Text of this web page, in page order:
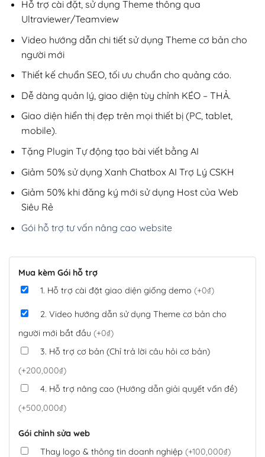
Hỗ trợ cài đặt, sử dụng Theme thông qua
Ultraviewer/Teamview
Video hướng dẫn chi tiết sử dụng Theme cơ bản cho
người mới
Thiết kế chuẩn SEO, tối ưu chuẩn cho quảng cáo.
Dễ dàng quản lý, giao diện tùy chỉnh KÉO – THẢ.
Giao diện hiển thị đẹp trên mọi thiết bị (PC, tablet,
mobile).
Tặng Plugin Tự động tạo bài viết bằng AI
Giảm 50% sử dụng Xanh Chatbox AI Trợ Lý CSKH
Giảm 50% khi đăng ký mới sử dụng Host của Web
Siêu Rẻ
Gói hỗ trợ tư vấn nâng cao website
Mua kèm Gói hỗ trợ
1. Hỗ trợ cài đặt giao diện giống demo (+0₫)
2. Video hướng dẫn sử dụng Theme cơ bản cho
người mới bắt đầu (+0₫)
3. Hỗ trợ cơ bản (Chỉ trả lời câu hỏi cơ bản)
(+200,000₫)
4. Hỗ trợ nâng cao (Hướng dẫn giải quyết vấn đề)
(+500,000₫)
Gói chỉnh sửa web
Thay logo & thông tin doanh nghiệp (+100,000₫)